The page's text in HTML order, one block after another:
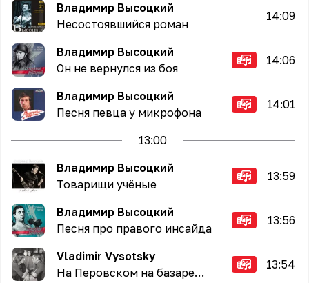
Владимир Высоцкий
Несостоявшийся роман
14:09
Владимир Высоцкий
Он не вернулся из боя
14:06
Владимир Высоцкий
Песня певца у микрофона
14:01
13:00
Владимир Высоцкий
Товарищи учёные
13:59
Владимир Высоцкий
Песня про правого инсайда
13:56
Vladimir Vysotsky
На Перовском на базаре…
13:54